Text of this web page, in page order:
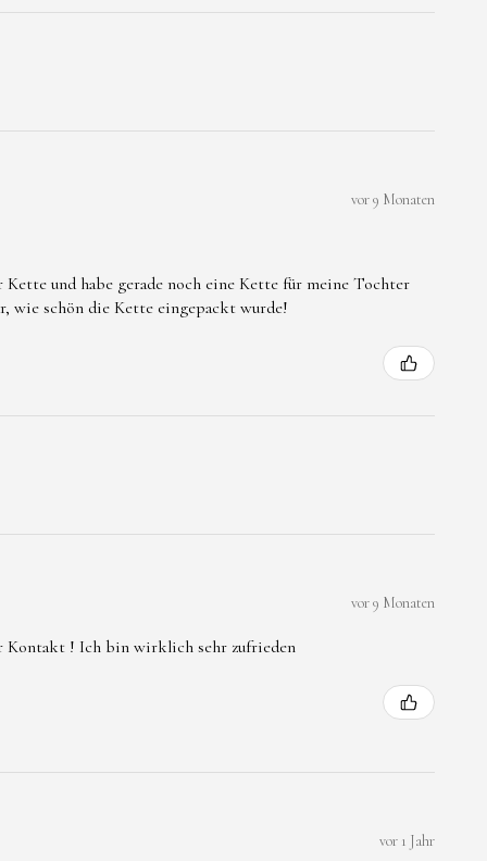
vor 9 Monaten
und habe gerade noch eine Kette für meine Tochter
wie schön die Kette eingepackt wurde!
vor 9 Monaten
Kontakt ! Ich bin wirklich sehr zufrieden
vor 1 Jahr